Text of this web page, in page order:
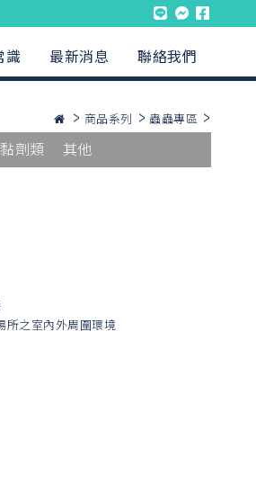
識 最新消息 聯絡我們
商品系列 蟲蟲專區
黏劑類 其他
所之室內外周圍環境